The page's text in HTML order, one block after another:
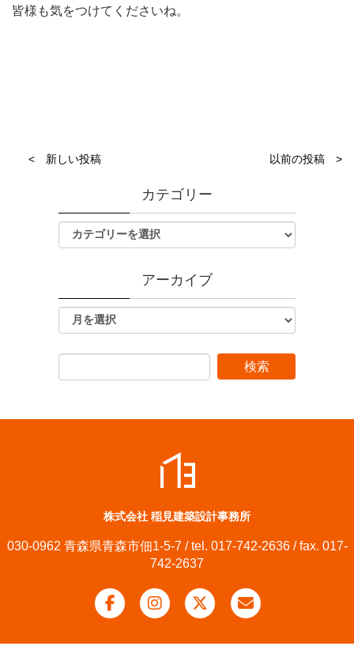
皆様も気をつけてくださいね。
< 新しい投稿 以前の投稿 >
カテゴリー
アーカイブ
株式会社 稲見建築設計事務所
030-0962 青森県青森市佃1-5-7 / tel. 017-742-2636 / fax. 017-
742-2637